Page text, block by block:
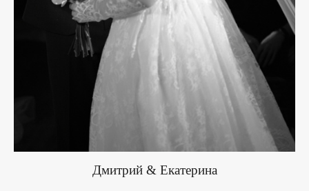
Дмитрий & Екатерина